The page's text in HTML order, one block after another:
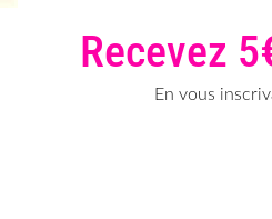
Recevez
En vous